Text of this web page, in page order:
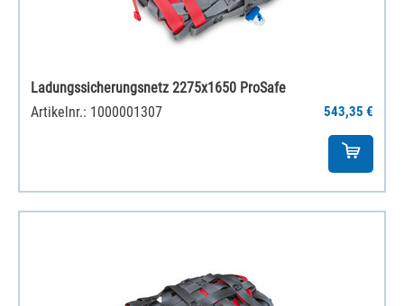
Ladungssicherungsnetz 2275x1650 ProSafe
Artikelnr.: 1000001307
543,35 €